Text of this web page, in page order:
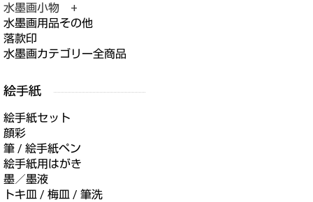
水墨画小物 +
水墨画用品その他
落款印
水墨画カテゴリー全商品
絵手紙セット
顔彩
筆 / 絵手紙ペン
絵手紙用はがき
墨／墨液
トキ皿 / 梅皿 / 筆洗